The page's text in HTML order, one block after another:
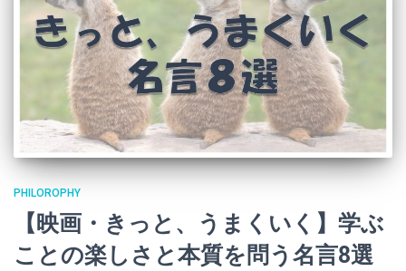
PHILOROPHY
【映画・きっと、うまくいく】学ぶ
ことの楽しさと本質を問う名言8選